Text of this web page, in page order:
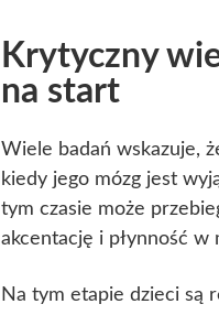
Krytyczny
na start
Wiele badań wskazuje,
kiedy jego mózg jest
tym czasie może
akcentację i płynność w
Na tym etapie dzieci są